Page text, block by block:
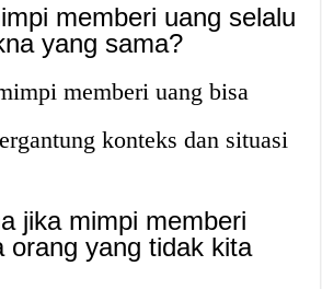
memberi uang selalu
yang sama?
memberi uang bisa
konteks dan situasi
jika mimpi memberi
orang yang tidak kita